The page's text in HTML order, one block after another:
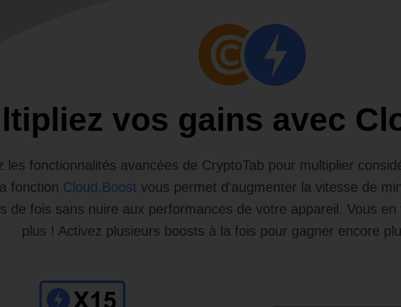
vos gains avec
les fonctionnalités avancées de CryptoTab pour multiplier
fonction Cloud.Boost vous permet d'augmenter la vitesse de
de fois sans nuire aux performances de votre appareil. Vous
plus ! Activez plusieurs boosts à la fois pour gagner encore